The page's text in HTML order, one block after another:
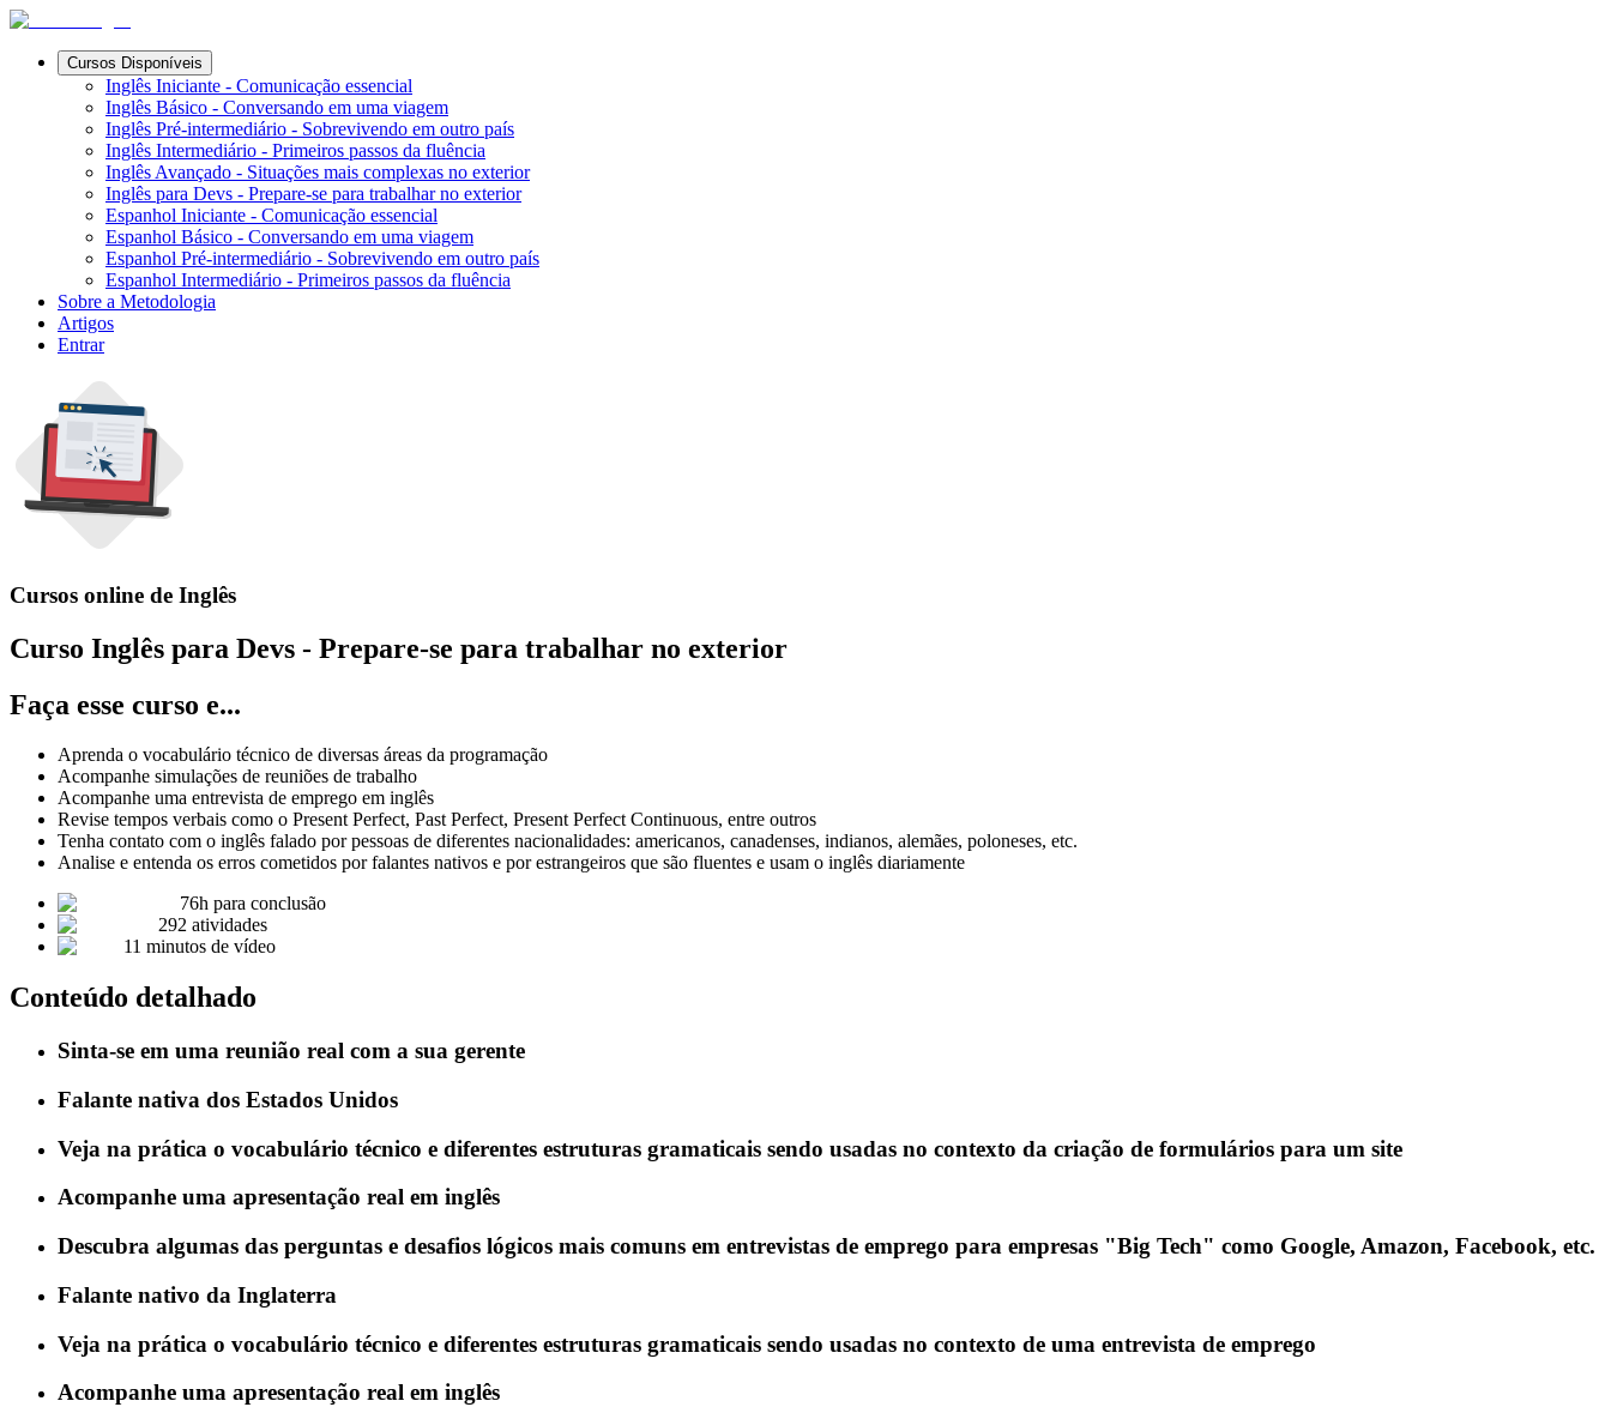
Cursos Disponíveis
Inglês Iniciante - Comunicação essencial
Inglês Básico - Conversando em uma viagem
Inglês Pré-intermediário - Sobrevivendo em outro país
Inglês Intermediário - Primeiros passos da fluência
Inglês Avançado - Situações mais complexas no exterior
Inglês para Devs - Prepare-se para trabalhar no exterior
Espanhol Iniciante - Comunicação essencial
Espanhol Básico - Conversando em uma viagem
Espanhol Pré-intermediário - Sobrevivendo em outro país
Espanhol Intermediário - Primeiros passos da fluência
Sobre a Metodologia
Artigos
Entrar
Cursos online de Inglês
Curso Inglês para Devs - Prepare-se para trabalhar no exterior
Faça esse curso e...
Aprenda o vocabulário técnico de diversas áreas da programação
Acompanhe simulações de reuniões de trabalho
Acompanhe uma entrevista de emprego em inglês
Revise tempos verbais como o Present Perfect, Past Perfect, Present Perfect Continuous, entre outros
Tenha contato com o inglês falado por pessoas de diferentes nacionalidades: americanos, canadenses, indianos, alemães, poloneses, etc.
Analise e entenda os erros cometidos por falantes nativos e por estrangeiros que são fluentes e usam o inglês diariamente
76h para conclusão
292 atividades
11 minutos de vídeo
Conteúdo detalhado
Sinta-se em uma reunião real com a sua gerente
Falante nativa dos Estados Unidos
Veja na prática o vocabulário técnico e diferentes estruturas gramaticais sendo usadas no contexto da criação de formulários para um site
Acompanhe uma apresentação real em inglês
Descubra algumas das perguntas e desafios lógicos mais comuns em entrevistas de emprego para empresas "Big Tech" como Google, Amazon, Facebook, etc.
Falante nativo da Inglaterra
Veja na prática o vocabulário técnico e diferentes estruturas gramaticais sendo usadas no contexto de uma entrevista de emprego
Acompanhe uma apresentação real em inglês